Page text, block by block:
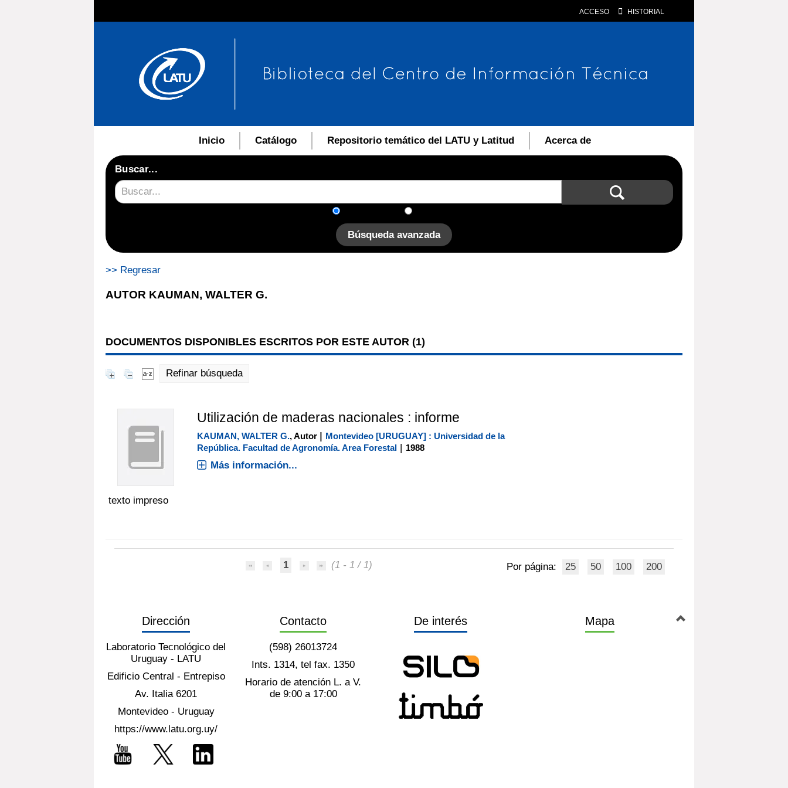
ACCESO HISTORIAL
Inicio Catálogo Repositorio temático del LATU y Latitud Acerca de
Buscar...
Búsqueda avanzada
>> Regresar
AUTOR KAUMAN, WALTER G.
DOCUMENTOS DISPONIBLES ESCRITOS POR ESTE AUTOR (1)
Refinar búsqueda
texto impreso
Utilización de maderas nacionales : informe
KAUMAN, WALTER G., Autor | Montevideo [URUGUAY] : Universidad de la
República. Facultad de Agronomía. Area Forestal| 1988
Más información...
1 (1 - 1 / 1) Por página: 25 50 100 200
Dirección
Laboratorio Tecnológico del
Uruguay - LATU
Edificio Central - Entrepiso
Av. Italia 6201
Montevideo - Uruguay
https://www.latu.org.uy/
Contacto
(598) 26013724
Ints. 1314, tel fax. 1350
Horario de atención L. a V.
de 9:00 a 17:00
De interés Mapa